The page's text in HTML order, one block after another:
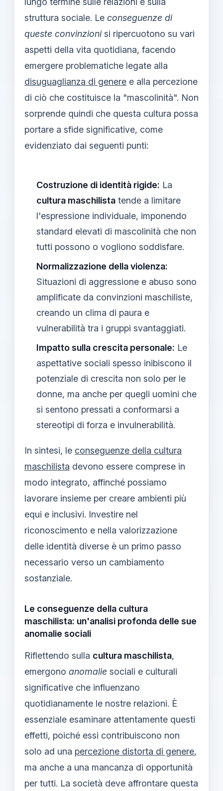
struttura sociale. Le conseguenze di
queste convinzionisi ripercuotono su vari
aspetti della vita quotidiana, facendo
emergere problematiche legate alla
disuguaglianza di genere e alla percezione
di ciò che costituisce la "mascolinità". Non
sorprende quindi che questa cultura possa
portare a sfide significative, come
evidenziato dai seguenti punti:
Costruzione di identità rigide: La
cultura maschilista tende a limitare
l'espressione individuale, imponendo
standard elevati di mascolinità che non
tutti possono o vogliono soddisfare.
Normalizzazione della violenza:
Situazioni di aggressione e abuso sono
amplificate da convinzioni maschiliste,
creando un clima di paura e
vulnerabilità tra i gruppi svantaggiati.
Impatto sulla crescita personale: Le
aspettative sociali spesso inibiscono il
potenziale di crescita non solo per le
donne, ma anche per quegli uomini che
si sentono pressati a conformarsi a
stereotipi di forza e invulnerabilità.
In sintesi, le conseguenze della cultura
maschilista devono essere comprese in
modo integrato, affinché possiamo
lavorare insieme per creare ambienti più
equi e inclusivi. Investire nel
riconoscimento e nella valorizzazione
delle identità diverse è un primo passo
necessario verso un cambiamento
sostanziale.
Le conseguenze della cultura
maschilista: un'analisi profonda delle sue
anomalie sociali
Riflettendo sulla cultura maschilista,
emergono anomalie sociali e culturali
significative che influenzano
quotidianamente le nostre relazioni. È
essenziale esaminare attentamente questi
effetti, poiché essi contribuiscono non
solo ad una percezione distorta di genere,
ma anche a una mancanza di opportunità
per tutti. La società deve affrontare questa